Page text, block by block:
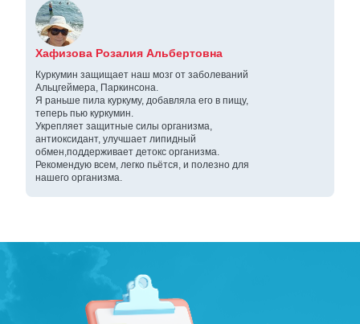
Хафизова Розалия Альбертовна
Куркумин защищает наш мозг от заболеваний
Альцгеймера, Паркинсона.
Я раньше пила куркуму, добавляла его в пищу,
теперь пью куркумин.
Укрепляет защитные силы организма,
антиоксидант, улучшает липидный
обмен,поддерживает детокс организма.
Рекомендую всем, легко пьётся, и полезно для
нашего организма.